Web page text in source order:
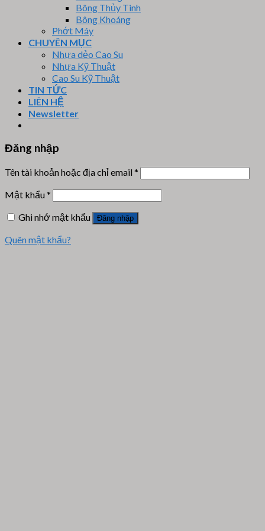
Bông Thủy Tinh
Bông Khoáng
Phớt Máy
CHUYÊN MỤC
Nhựa dẻo Cao Su
Nhựa Kỹ Thuật
Cao Su Kỹ Thuật
TIN TỨC
LIÊN HỆ
Newsletter
Đăng nhập
Tên tài khoản hoặc địa chỉ email*
Mật khẩu*
Ghi nhớ mật khẩu
Đăng nhập
Quên mật khẩu?